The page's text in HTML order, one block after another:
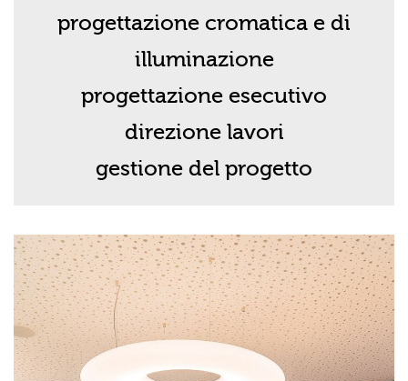
progettazione cromatica e di
illuminazione
progettazione esecutivo
direzione lavori
gestione del progetto